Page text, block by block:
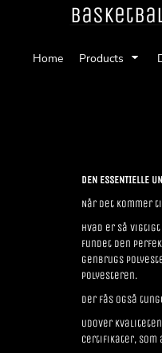
Home Products
DEN ESSENTIELLE
Når det
Hvad er så
fundet den
genbrugs
polyesteren.
Der fås også
Udover
certifikater, som